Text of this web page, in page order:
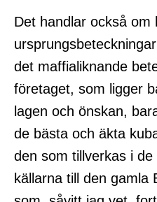
Det handlar också om
det maffialiknande
företaget, som ligger
lagen och önskan,
de bästa och äkta
den som tillverkas i
källarna till den gamla